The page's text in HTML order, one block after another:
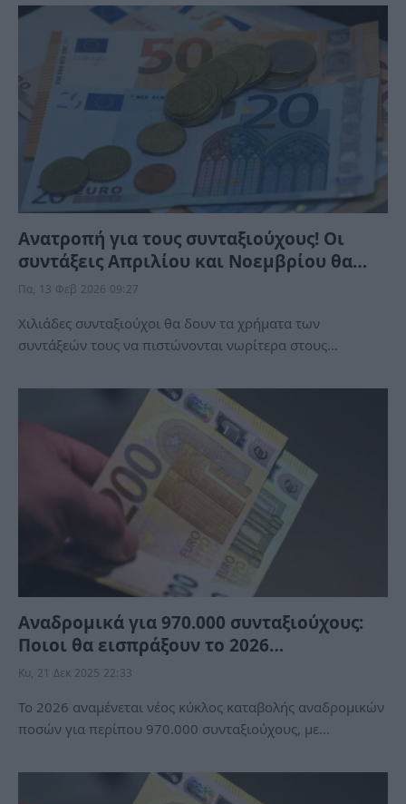
Ανατροπή για τους συνταξιούχους! Οι
συντάξεις Απριλίου και Νοεμβρίου θα…
Πα, 13 Φεβ 2026 09:27
Χιλιάδες συνταξιούχοι θα δουν τα χρήματα των
συντάξεών τους να πιστώνονται νωρίτερα στους…
Αναδρομικά για 970.000 συνταξιούχους:
Ποιοι θα εισπράξουν το 2026…
Κυ, 21 Δεκ 2025 22:33
Το 2026 αναμένεται νέος κύκλος καταβολής αναδρομικών
ποσών για περίπου 970.000 συνταξιούχους, με…